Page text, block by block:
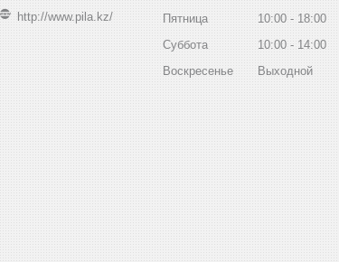
http://www.pila.kz/
Пятница
10:00
18:00
Суббота
10:00
14:00
Воскресенье
Выходной